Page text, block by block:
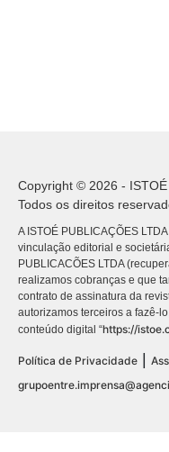
Copyright © 2026 -
Todos os direitos
A ISTOÉ PUBLICAÇÕES
vinculação editorial e
PUBLICACÕES LTDA
realizamos cobranças e que
contrato de assinatura da
autorizamos terceiros a fazê-
conteúdo digital “https://
Política de Privacidade